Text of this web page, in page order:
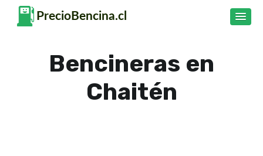
Bencineras en
Chaitén